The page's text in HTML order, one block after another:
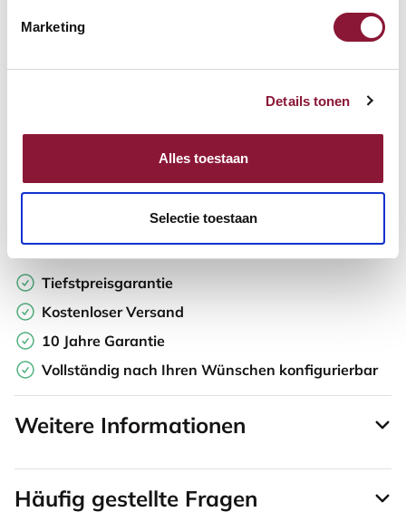
Marketing
Details tonen
Alles toestaan
Selectie toestaan
Auf der Suche nach Stückzahlen? Machen Sie Ihren Arbeitsplatz
komplett und fordern Sie direkt ein individuelles Angebot an.
Zur Vergleichsliste hinzufügen
Tiefstpreisgarantie
Kostenloser Versand
10 Jahre Garantie
Vollständig nach Ihren Wünschen konfigurierbar
Weitere Informationen
Häufig gestellte Fragen